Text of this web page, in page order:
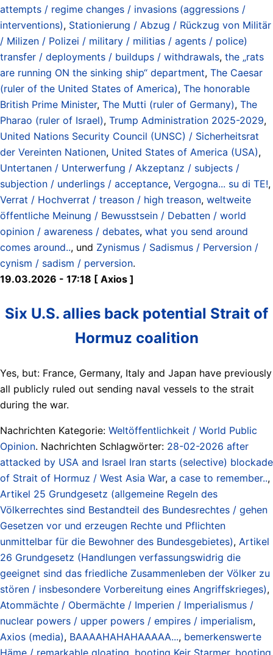
attempts / regime changes / invasions (aggressions /
interventions), Stationierung / Abzug / Rückzug von Militär
/ Milizen / Polizei / military / militias / agents / police)
transfer / deployments / buildups / withdrawals, the „rats
are running ON the sinking ship“ department, The Caesar
(ruler of the United States of America), The honorable
British Prime Minister, The Mutti (ruler of Germany), The
Pharao (ruler of Israel), Trump Administration 2025-2029,
United Nations Security Council (UNSC) / Sicherheitsrat
der Vereinten Nationen, United States of America (USA),
Untertanen / Unterwerfung / Akzeptanz / subjects /
subjection / underlings / acceptance, Vergogna... su di TE!,
Verrat / Hochverrat / treason / high treason, weltweite
öffentliche Meinung / Bewusstsein / Debatten / world
opinion / awareness / debates, what you send around
comes around.., und Zynismus / Sadismus / Perversion /
cynism / sadism / perversion.
19.03.2026 - 17:18 [ Axios ]
Six U.S. allies back potential Strait of
Hormuz coalition
Yes, but: France, Germany, Italy and Japan have previously
all publicly ruled out sending naval vessels to the strait
during the war.
Nachrichten Kategorie: Weltöffentlichkeit / World Public
Opinion. Nachrichten Schlagwörter: 28-02-2026 after
attacked by USA and Israel Iran starts (selective) blockade
of Strait of Hormuz / West Asia War, a case to remember..,
Artikel 25 Grundgesetz (allgemeine Regeln des
Völkerrechtes sind Bestandteil des Bundesrechtes / gehen
Gesetzen vor und erzeugen Rechte und Pflichten
unmittelbar für die Bewohner des Bundesgebietes), Artikel
26 Grundgesetz (Handlungen verfassungswidrig die
geeignet sind das friedliche Zusammenleben der Völker zu
stören / insbesondere Vorbereitung eines Angriffskrieges),
Atommächte / Obermächte / Imperien / Imperialismus /
nuclear powers / upper powers / empires / imperialism,
Axios (media), BAAAAHAHAHAAAAA..., bemerkenswerte
Häme / remarkable gloating booting Keir Starmer, booting